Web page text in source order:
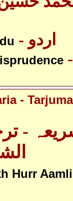
- اردو
-
-
Hurr Aamli